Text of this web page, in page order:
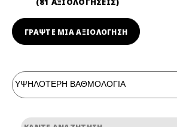
ΓΡΆΨΤΕ ΜΙΑ ΑΞΙΟΛΟΓΗΣΗ